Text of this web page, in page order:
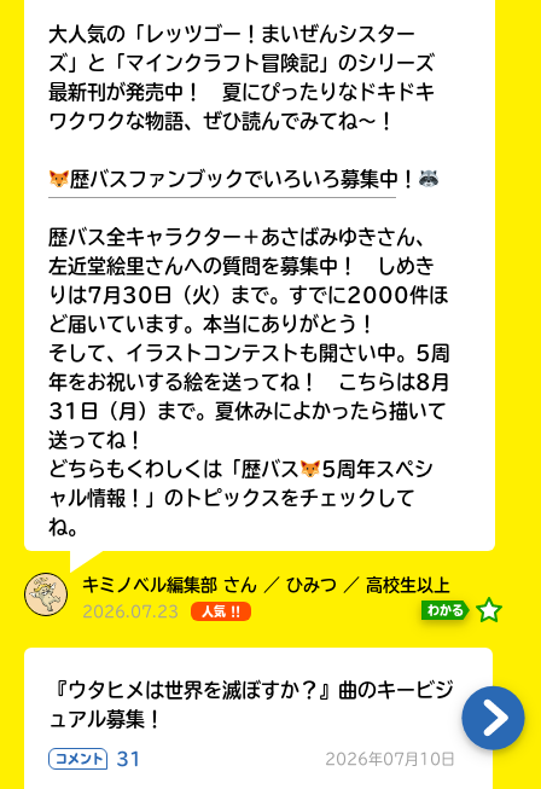
大人気の「レッツゴー！まいぜんシスター
ズ」と「マインクラフト冒険記」のシリーズ
最新刊が発売中！ 夏にぴったりなドキドキ
ワクワクな物語、ぜひ読んでみてね～！
歴バスファンブックでいろいろ募集中！
歴バス全キャラクター＋あさばみゆきさん、
左近堂絵里さんへの質問を募集中！ しめき
りは7月30日（火）まで。すでに2000件ほ
ど届いています。本当にありがとう！
そして、イラストコンテストも開さい中。5周
年をお祝いする絵を送ってね！ こちらは8月
31日（月）まで。夏休みによかったら描いて
送ってね！
どちらもくわしくは「歴バス
5周年スペシ
ャル情報！」のトピックスをチェックして
ね。
キミノベル編集部 さん ／ ひみつ ／ 高校生以上
2026.07.23 人気 !! わかる
『ウタヒメは世界を滅ぼすか？』曲のキービジ
ュアル募集！
コメント 31 2026年07月10日